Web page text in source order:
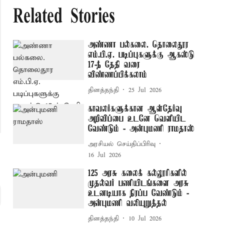
Related Stories
அண்ணா பல்கலை. தொலைதூர
எம்.பி.ஏ. படிப்புகளுக்கு ஆகஸ்டு
17-ந் தேதி வரை
விண்ணப்பிக்கலாம்
தினத்தந்தி 25 Jul 2026
காவலர்களுக்கான ஆள்தேர்வு
அறிவிப்பை உடனே வெளியிட
வேண்டும் - அன்புமணி ராமதாஸ்
அரசியல் செய்திப்பிரிவு
16 Jul 2026
125 அரசு கலைக் கல்லூரிகளில்
முதல்வர் பணியிடங்களை அரசு
உடனடியாக நிரப்ப வேண்டும் -
அன்புமணி வலியுறுத்தல்
தினத்தந்தி 10 Jul 2026